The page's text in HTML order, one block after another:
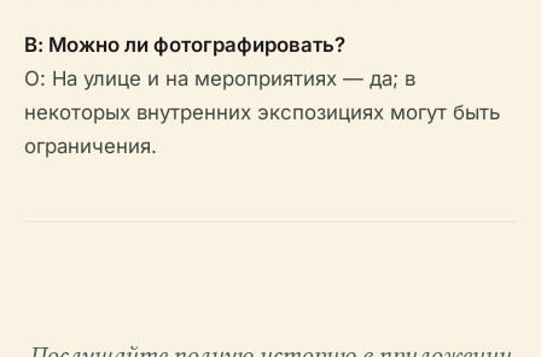
В: Можно ли фотографировать?
О: На улице и на мероприятиях — да; в
некоторых внутренних экспозициях могут быть
ограничения.